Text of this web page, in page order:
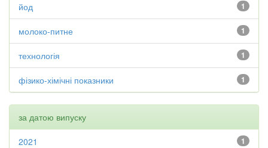
1
йод
1
молоко-питне
1
технологія
1
фізико-хімічні показники
за датою випуску
1
2021